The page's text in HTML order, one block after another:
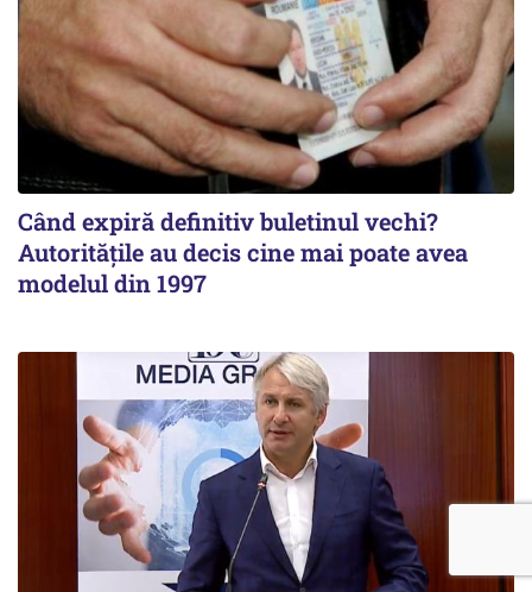
Când expiră definitiv buletinul vechi?
Autoritățile au decis cine mai poate avea
modelul din 1997